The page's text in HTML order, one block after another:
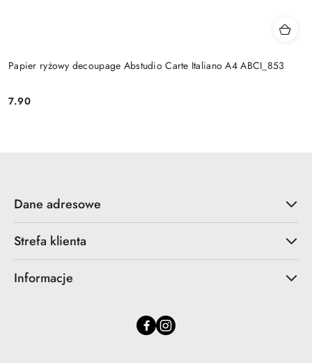
Papier ryżowy decoupage Abstudio Carte Italiano A4 ABCI_853
Cena:
7.90
Dane adresowe
Strefa klienta
Informacje